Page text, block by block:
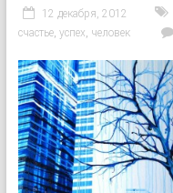
12 декабря, 2012
счастье, успех, человек